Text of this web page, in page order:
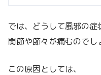
では、どうして風邪の症
関節や節々が痛むのでし
この原因としては、